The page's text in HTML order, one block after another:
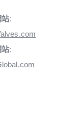
站:
: